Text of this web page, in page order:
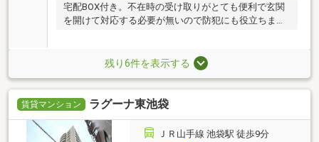
宅配BOX付き。不在時の受け取りがとても便利で玄関
を開けて対応する必要が無いので防犯にも役立ちま
残り6件を表示する
賃貸マンション ラグーナ東池袋
ＪＲ山手線 池袋駅 徒歩9分